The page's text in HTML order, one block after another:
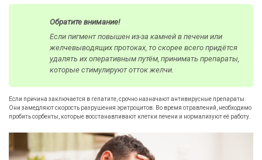
Обратите внимание!
Если пигмент повышен из-за камней в печени или
желчевыводящих протоках, то скорее всего придётся
удалять их оперативным путём, принимать препараты,
которые стимулируют отток желчи.
Если причина заключается в гепатите, срочно назначают антивирусные препараты.
Они замедляют скорость разрушения эритроцитов. Во время отравлений, необходимо
пробить сорбенты, которые восстанавливают клетки печени и нормализуют её работу.